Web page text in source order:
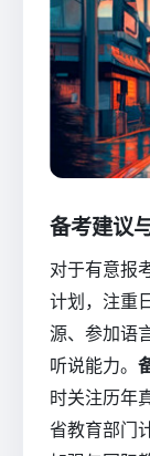
备考建议
对于有意报
计划，注重
源、参加语
听说能力。
时关注历年
省教育部门